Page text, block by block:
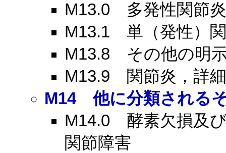
M13.0 多発性関節
M13.1 単（発性）
M13.8 その他の明
M13.9 関節炎，詳
M14他に分類されるそ
M14.0 酵素欠損及
関節障害